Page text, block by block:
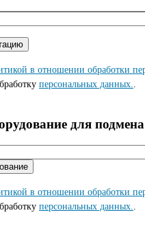
в отношении обработки
персональных данных..
для
в отношении обработки
персональных данных.